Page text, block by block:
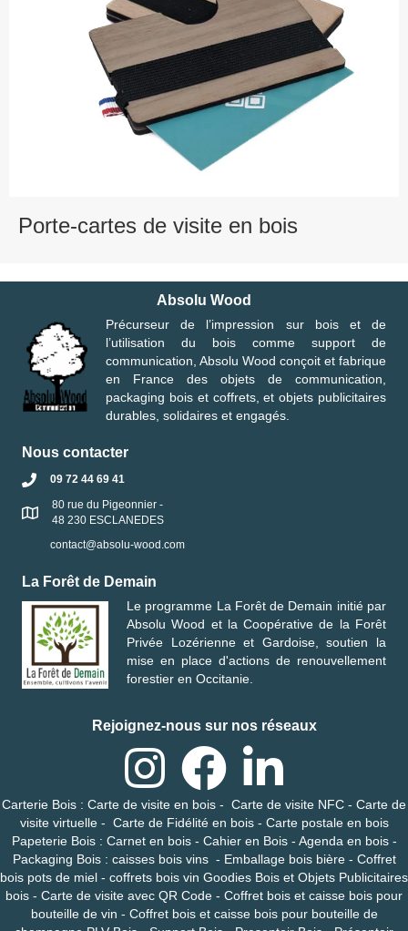
Porte-cartes de visite en bois
Absolu Wood
Précurseur de l’impression sur bois et de
l’utilisation du bois comme support de
communication, Absolu Wood conçoit et fabrique
en France des objets de communication,
packaging bois et coffrets, et objets publicitaires
durables, solidaires et engagés.
Nous contacter
09 72 44 69 41
80 rue du Pigeonnier -
48 230 ESCLANEDES
contact@absolu-wood.com
La Forêt de Demain
Le programme La Forêt de Demain initié par
Absolu Wood et laCoopérative de la Forêt
Privée Lozérienne et Gardoise, soutien la
mise en place d'actions de renouvellement
forestier en Occitanie.
Rejoignez-nous sur nos réseaux
Carterie Bois : Carte de visite en bois - Carte de visite NFC - Carte de
visite virtuelle- Carte de Fidélité en bois- Carte postale en bois
Papeterie Bois: Carnet en bois- Cahier en Bois- Agenda en bois-
Packaging Bois: caisses bois vins- Emballage bois bière- Coffret
bois pots de miel - coffrets bois vin Goodies Bois et Objets Publicitaires
bois - Carte de visite avec QR Code - Coffret bois et caisse bois pour
bouteille de vin - Coffret bois et caisse bois pour bouteille de